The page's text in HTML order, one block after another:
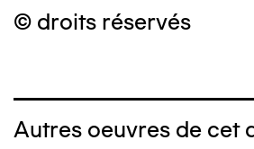
© droits réservés
Autres oeuvres de cet